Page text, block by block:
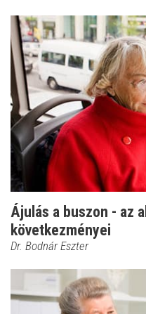
Ájulás a buszon - az
következményei
Dr. Bodnár Eszter